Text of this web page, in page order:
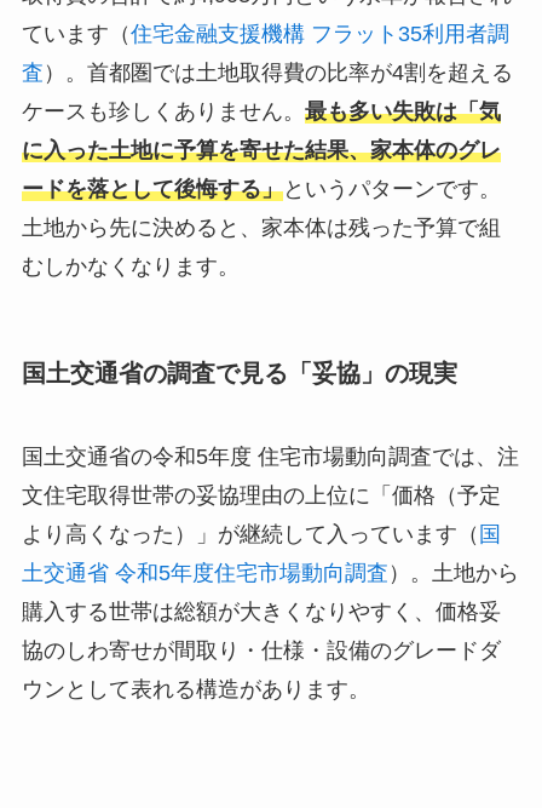
ています（住宅金融支援機構 フラット35利用者調
査 ）。首都圏では土地取得費の比率が4割を超える
ケースも珍しくありません。 最も多い失敗は「気
に入った土地に予算を寄せた結果、家本体のグレ
ードを落として後悔する」というパターンです。
土地から先に決めると、家本体は残った予算で組
むしかなくなります。
国土交通省の調査で見る「妥協」の現実
国土交通省の令和5年度 住宅市場動向調査では、注
文住宅取得世帯の妥協理由の上位に「価格（予定
より高くなった）」が継続して入っています（ 国
土交通省 令和5年度住宅市場動向調査 ）。土地から
購入する世帯は総額が大きくなりやすく、価格妥
協のしわ寄せが間取り・仕様・設備のグレードダ
ウンとして表れる構造があります。